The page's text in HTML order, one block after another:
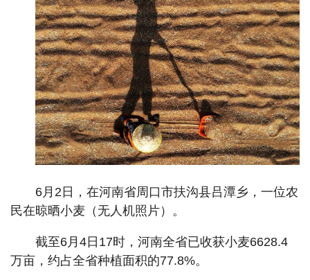
6月2日，在河南省周口市扶沟县吕潭乡，一位农
民在晾晒小麦（无人机照片）。
截至6月4日17时，河南全省已收获小麦6628.4
万亩，约占全省种植面积的77.8%。